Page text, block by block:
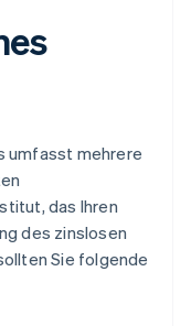
umfasst mehrere
das Ihren
des zinslosen
Sie folgende